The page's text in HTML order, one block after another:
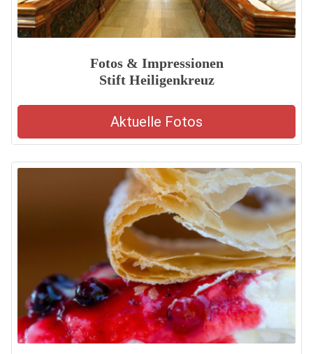
Fotos & Impressionen
Stift Heiligenkreuz
Aktuelle Fotos